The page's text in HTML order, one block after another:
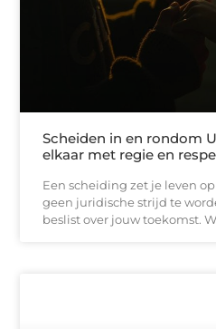
Scheiden in en rondom
elkaar met regie en
Een scheiding zet je leven
geen juridische strijd te
beslist over jouw toekomst.